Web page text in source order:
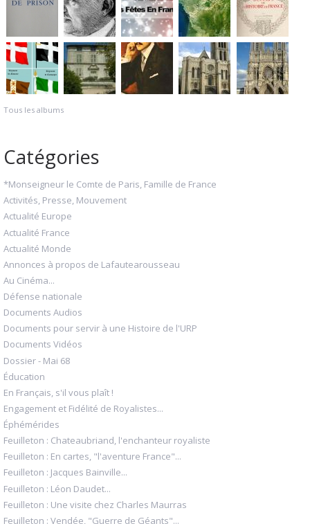
Tous les albums
Catégories
*Monseigneur le Comte de Paris, Famille de France
Activités, Presse, Mouvement
Actualité Europe
Actualité France
Actualité Monde
Annonces à propos de Lafautearousseau
Au Cinéma...
Défense nationale
Documents Audios
Documents pour servir à une Histoire de l'URP
Documents Vidéos
Dossier - Mai 68
Éducation
En Français, s'il vous plaît !
Engagement et Fidélité de Royalistes...
Éphémérides
Feuilleton : Chateaubriand, l'enchanteur royaliste
Feuilleton : En cartes, "l'aventure France"...
Feuilleton : Jacques Bainville...
Feuilleton : Léon Daudet...
Feuilleton : Une visite chez Charles Maurras
Feuilleton : Vendée, "Guerre de Géants"...